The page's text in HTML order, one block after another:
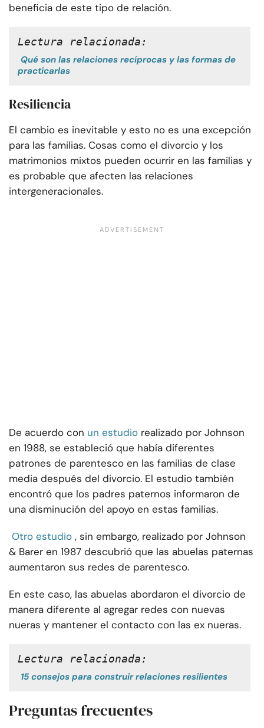
beneficia de este tipo de relación.
Lectura relacionada:
Qué son las relaciones recíprocas y las formas de
practicarlas
Resiliencia
El cambio es inevitable y esto no es una excepción
para las familias. Cosas como el divorcio y los
matrimonios mixtos pueden ocurrir en las familias y
es probable que afecten las relaciones
intergeneracionales.
De acuerdo con un estudio realizado por Johnson
en 1988, se estableció que había diferentes
patrones de parentesco en las familias de clase
media después del divorcio. El estudio también
encontró que los padres paternos informaron de
una disminución del apoyo en estas familias.
Otro estudio , sin embargo, realizado por Johnson
& Barer en 1987 descubrió que las abuelas paternas
aumentaron sus redes de parentesco.
En este caso, las abuelas abordaron el divorcio de
manera diferente al agregar redes con nuevas
nueras y mantener el contacto con las ex nueras.
Lectura relacionada:
15 consejos para construir relaciones resilientes
Preguntas frecuentes